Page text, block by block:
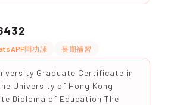
問功課 長期補習
Graduate Certificate in
University of Hong Kong
Diploma of Education The